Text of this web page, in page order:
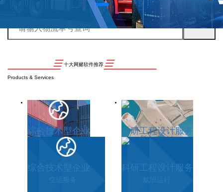
十大网赌软件推荐
Products & Services
综合技术型企业
综合技术型企业
空运服务
科研工程设计服务
科研工程设计服务
航班运行